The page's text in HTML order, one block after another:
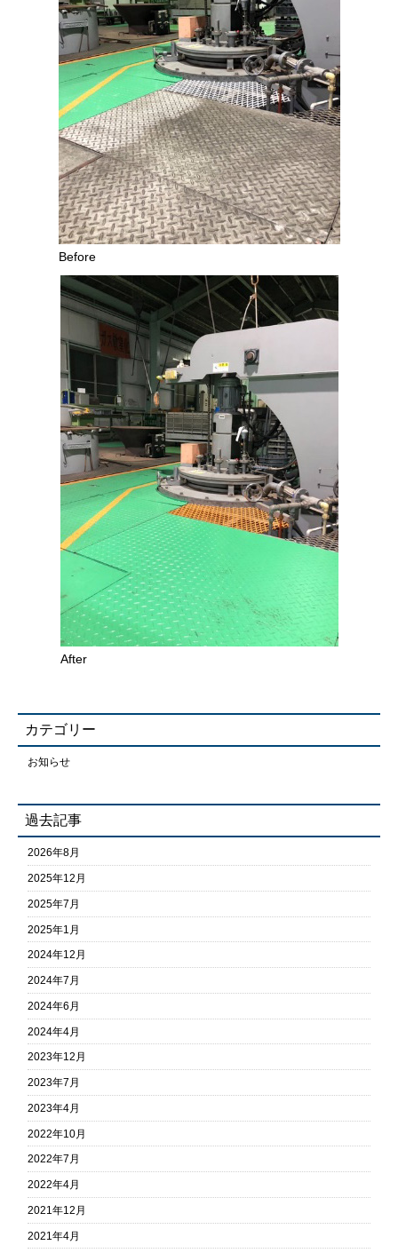
Before
After
カテゴリー
お知らせ
過去記事
2026年8月
2025年12月
2025年7月
2025年1月
2024年12月
2024年7月
2024年6月
2024年4月
2023年12月
2023年7月
2023年4月
2022年10月
2022年7月
2022年4月
2021年12月
2021年4月